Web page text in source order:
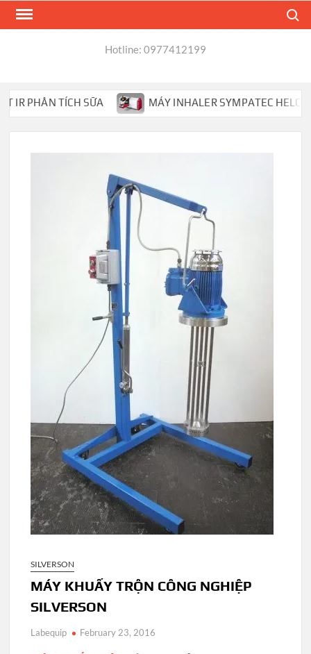
Skip
Hotline: 0977412199
PHÂN TÍCH SỮA MÁY INHALER SYMPATEC HELOS
SILVERSON
MÁY KHUẤY TRỘN CÔNG NGHIỆP
SILVERSON
Labequip February 23, 2016